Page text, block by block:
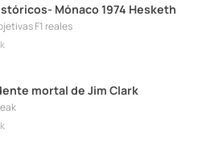
Mónaco 1974 Hesketh
F1 reales
mortal de Jim Clark